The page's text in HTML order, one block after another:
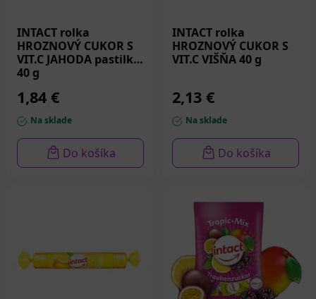
INTACT rolka
HROZNOVÝ CUKOR S
VIT.C JAHODA pastilky
40 g
1,84 €
Na sklade
Do košíka
INTACT rolka
HROZNOVÝ CUKOR S
VIT.C VIŠŇA 40 g
2,13 €
Na sklade
Do košíka